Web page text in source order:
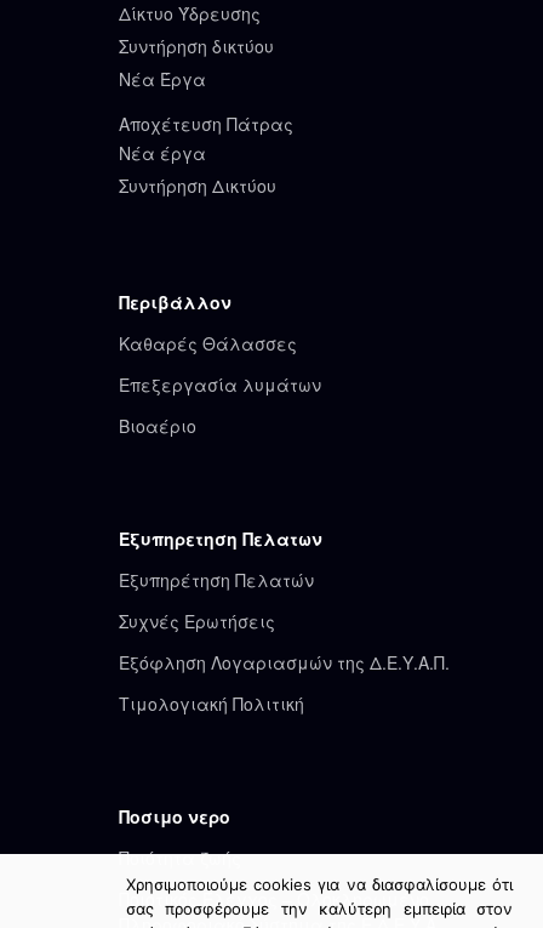
Δίκτυο Ύδρευσης
Συντήρηση δικτύου
Νέα Έργα
Αποχέτευση Πάτρας
Νέα έργα
Συντήρηση Δικτύου
Περιβάλλον
Καθαρές Θάλασσες
Επεξεργασία λυμάτων
Βιοαέριο
Εξυπηρετηση Πελατων
Εξυπηρέτηση Πελατών
Συχνές Ερωτήσεις
Εξόφληση Λογαριασμών της Δ.Ε.Υ.Α.Π.
Τιμολογιακή Πολιτική
Ποσιμο νερο
Ποιότητα ζωής
Ποιοτικός Έλεγχος – Ολοκληρωμένο
Χρησιμοποιούμε cookies για να διασφαλίσουμε ότι
σας προσφέρουμε την καλύτερη εμπειρία στον